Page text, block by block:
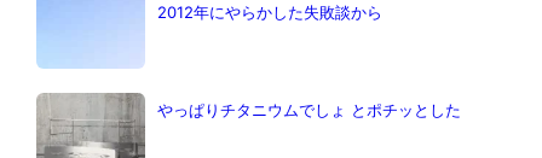
2012年にやらかした失敗談から
やっぱりチタニウムでしょ とポチッとした